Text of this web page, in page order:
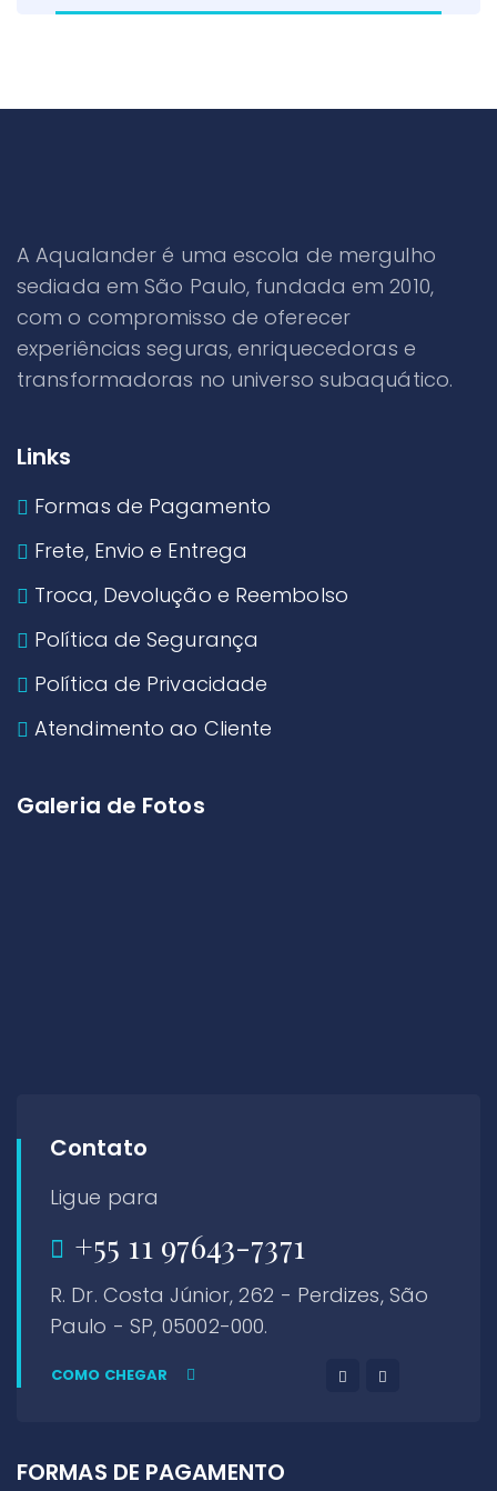
A Aqualander é uma escola de mergulho
sediada em São Paulo, fundada em 2010,
com o compromisso de oferecer
experiências seguras, enriquecedoras e
transformadoras no universo subaquático.
Links
Formas de Pagamento
Frete, Envio e Entrega
Troca, Devolução e Reembolso
Política de Segurança
Política de Privacidade
Atendimento ao Cliente
Galeria de Fotos
Contato
Ligue para
+55 11 97643-7371
R. Dr. Costa Júnior, 262 - Perdizes, São
Paulo - SP, 05002-000.
COMO CHEGAR
FORMAS DE PAGAMENTO